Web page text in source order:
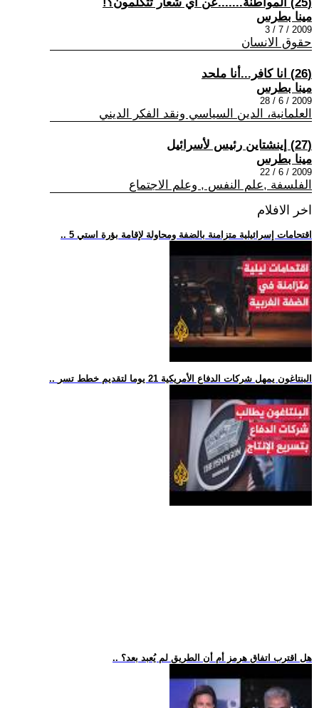
مينا بطرس
2009 / 7 / 3
حقوق الانسان
(26) انا كافر...أنا ملحد
مينا بطرس
2009 / 6 / 28
العلمانية، الدين السياسي ونقد الفكر الديني
(27) إينشتاين رئيس لأسرائيل
مينا بطرس
2009 / 6 / 22
الفلسفة ,علم النفس , وعلم الاجتماع
اخر الافلام
.. 5 اقتحامات إسرائيلية متزامنة بالضفة ومحاولة لإقامة بؤرة استي
.. البنتاغون يمهل شركات الدفاع الأمريكية 21 يوما لتقديم خطط تسر
.. هل اقترب اتفاق هرمز أم أن الطريق لم يُعبد بعد؟